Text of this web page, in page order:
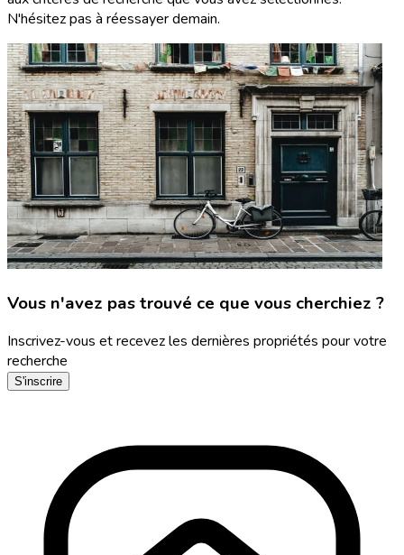
N'hésitez pas à réessayer demain.
Vous n'avez pas trouvé ce que vous cherchiez ?
Inscrivez-vous et recevez les dernières propriétés pour votre
recherche
S'inscrire